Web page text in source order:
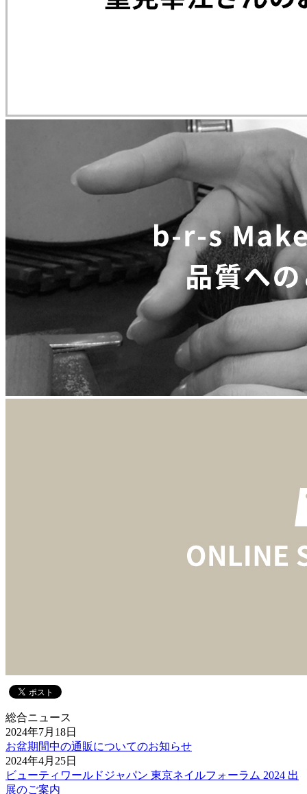
総合ニュース
2024年7月18日
お盆期間中の通販についてのお知らせ
2024年4月25日
ビューティワールドジャパン 東京ネイルフォーラム 2024 出
展のご案内